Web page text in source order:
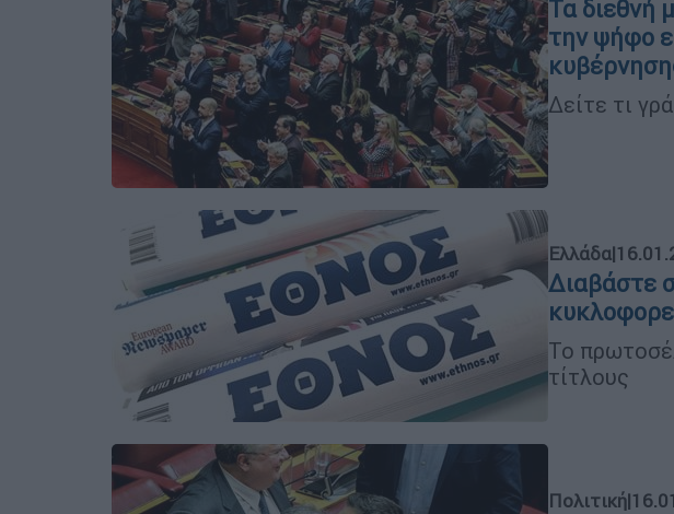
Τα διεθνή
την ψήφο
Δείτε τι
Ελλάδα|
Διαβάστε
Το
τίτλους
Πολιτική|